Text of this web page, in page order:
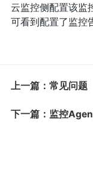
云监控侧配置该监
可看到配置了监控
上一篇：常见问题
下一篇：监控